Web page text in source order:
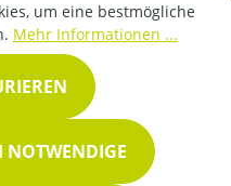
um eine bestmögliche
Mehr Informationen ...
NOTWENDIGE